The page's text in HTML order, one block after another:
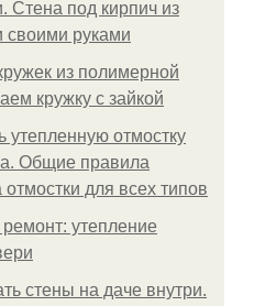
Стена под кирпич из
своими руками
из полимерной
кружку с зайкой
утепленную отмостку
Общие правила
отмостки для всех типов
утепление
стены на даче внутри.